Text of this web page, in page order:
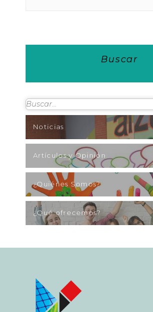
Buscar
Noticias
Artículos y Opinión
¿Quiénes Somos?
¿Qué ofrecemos?